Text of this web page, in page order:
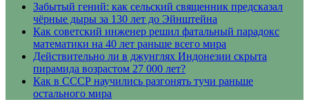
Забытый гений: как сельский священник предсказал
чёрные дыры за 130 лет до Эйнштейна
Как советский инженер решил фатальный парадокс
математики на 40 лет раньше всего мира
Действительно ли в джунглях Индонезии скрыта
пирамида возрастом 27 000 лет?
Как в СССР научились разгонять тучи раньше
остального мира